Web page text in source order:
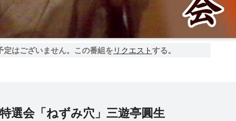
はございません。 この番組をリクエストする。
選会「ねずみ穴」三遊亭圓生